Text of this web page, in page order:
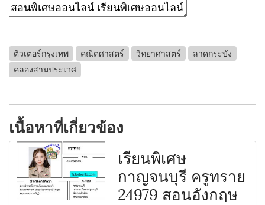
ติวเตอร์กรุงเทพ คณิตศาสตร์ วิทยาศาสตร์
ลาดกระบัง
คลองสามประเวศ
เนื้อหาที่เกี่ยวข้อง
เรียนพิเศษ
กาญจนบุรี ครูทราย
24979 สอนอังกฤษ